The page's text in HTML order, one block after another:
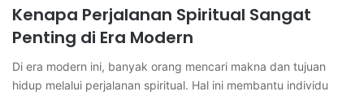
Kenapa Perjalanan Spiritual Sangat
Penting di Era Modern
Di era modern ini, banyak orang mencari makna dan tujuan
hidup melalui perjalanan spiritual. Hal ini membantu individu